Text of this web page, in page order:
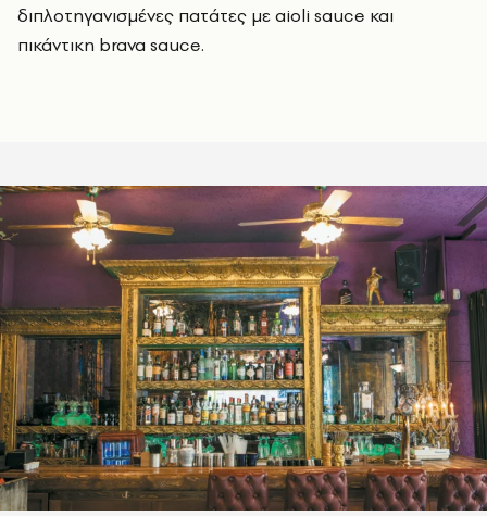
διπλοτηγανισμένες πατάτες με aioli sauce και
πικάντικη brava sauce.